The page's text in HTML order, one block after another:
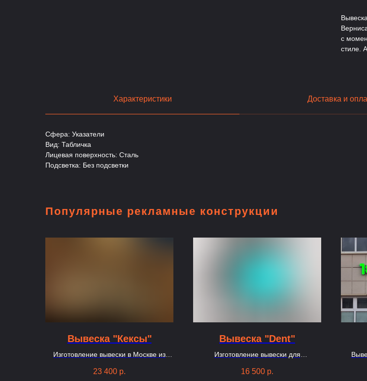
с
стиле.
Характеристики Доставка и
Сфера: Указатели
Вид: Табличка
Лицевая поверхность: Сталь
Подсветка: Без подсветки
Популярные рекламные конструкции
Вывеска "Кексы"
Изготовление вывески в Москве из
23 400 р.
Вывеска "Dent"
Изготовление вывески для
16 500 р.